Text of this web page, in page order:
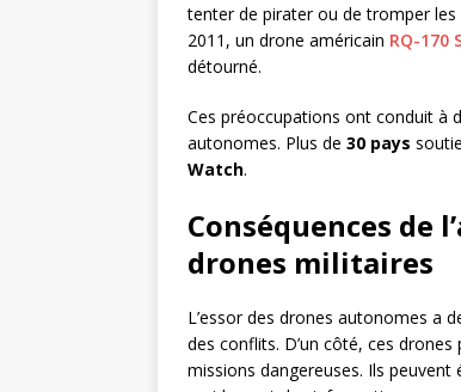
tenter de pirater ou de tromper les
2011, un drone américain RQ-170
détourné.
Ces préoccupations ont conduit à
autonomes. Plus de 30 pays
Watch.
Conséquences de
drones militaires
L’essor des drones autonomes a
des conflits. D’un côté, ces
missions dangereuses. Ils peuvent